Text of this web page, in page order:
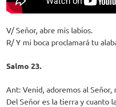
V/ Señor, abre mis labios.
R/ Y mi boca proclamará tu
Salmo 23.
Ant: Venid, adoremos al Señor,
Del Señor es la tierra y cuanto